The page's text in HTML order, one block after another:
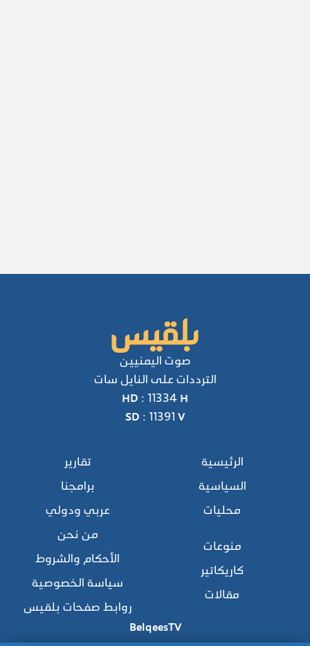
صوت اليمنيين
الترددات على النايل سات
HD : 11334 H
SD : 11391 V
الرئيسية
السياسية
محليات
تقارير
برامجنا
عربي ودولي
منوعات
كاريكاتير
مقالات
من نحن
الأحكام والشروط
سياسة الخصوصية
روابط صفحات بلقيس
BelqeesTV